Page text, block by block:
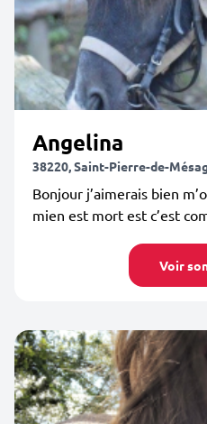
Angelina
38220, Saint-Pierre-de-
Bonjour j’aimerais bien
mien est mort est c’est
Voir